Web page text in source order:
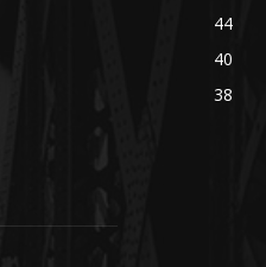
44
40
38